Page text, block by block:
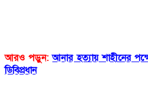
আরও পড়ুন: আনার হত্যায় শাহীনের
ডিবিপ্রধান